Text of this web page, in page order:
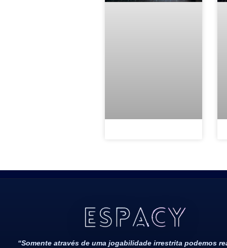
“Somente através de uma jogabilidade irrestrita podemos